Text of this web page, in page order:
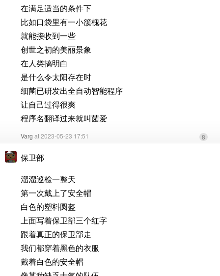
在满足适当的条件下
比如口袋里有一小簇槐花
就能接收到一些
创世之初的美丽景象
在人类搞明白
是什么令太阳存在时
细菌已研发出全自动智能程序
让自己过得很爽
程序名翻译过来就叫菌爱
Varg at 2023-05-23 17:51 8
保卫部
溜溜巡检一整天
第一次戴上了安全帽
白色的塑料圆盔
上面写着保卫部三个红字
跟着真正的保卫部走
我们都穿着黑色的衣服
戴着白色的安全帽